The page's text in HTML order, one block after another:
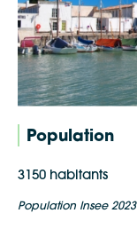
Population
3150 habitants
Population Insee 2023